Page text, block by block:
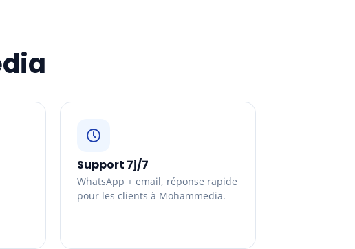
Support 7j/7
WhatsApp + email, réponse rapide
pour les clients à Mohammedia.